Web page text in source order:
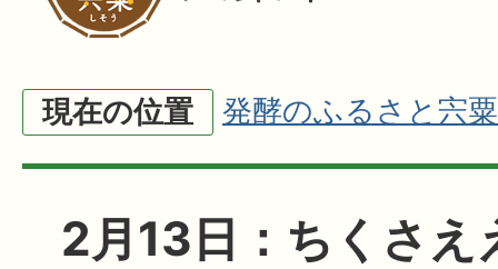
現在の位置 発酵のふるさと宍粟
2月13日：ちくさえ